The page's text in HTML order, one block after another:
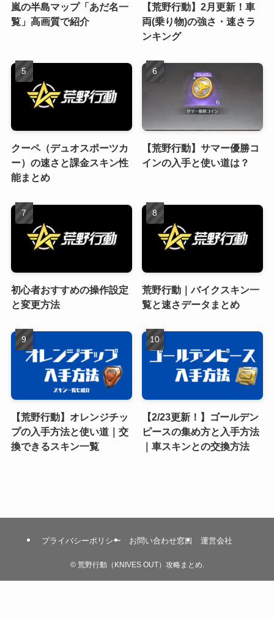
嵐の半島マップ「あだ名一
覧」高画質で紹介
【荒野行動】2月更新！車
両(乗り物)の強さ・速さラ
ンキング
クーペ（デュオスポーツカ
ー）の速さと課金スキン性
能まとめ
【荒野行動】サマー優勝コ
インの入手と使い道は？
初心者おすすめの操作設定
と変更方法
荒野行動｜バイクスキン一
覧と速さデータまとめ
【荒野行動】オレンジチッ
プの入手方法と使い道｜交
換できるスキン一覧
【2/23更新！】ゴールデン
ピースの集め方と入手方法
｜車スキンとの交換方法
プライバシーポリシー お問い合わせ窓口 運営会社
©荒野行動（KNIVES OUT）攻略まとめ.